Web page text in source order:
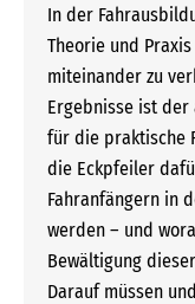
In der
Theorie und
miteinander zu
Ergebnisse ist
für die praktische
die Eckpfeiler
Fahranfängern in
werden – und
Bewältigung
Darauf müssen